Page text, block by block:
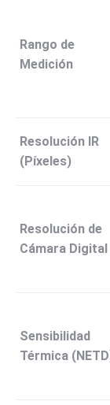
Rango de
Medición
Resolución IR
(Píxeles)
Resolución de
Cámara Digital
Sensibilidad
Térmica